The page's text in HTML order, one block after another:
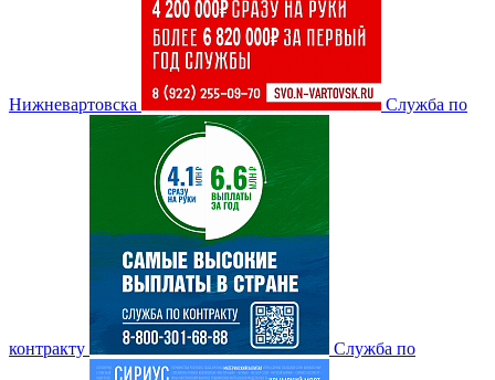
Нижневартовска Служба по
контракту Служба по